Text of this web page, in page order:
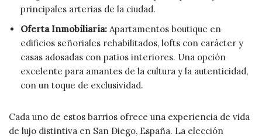
principales arterias de la ciudad.
Oferta Inmobiliaria: Apartamentos boutique en
edificios señoriales rehabilitados, lofts con carácter y
casas adosadas con patios interiores. Una opción
excelente para amantes de la cultura y la autenticidad,
con un toque de exclusividad.
Cada uno de estos barrios ofrece una experiencia de vida
de lujo distintiva en San Diego, España. La elección